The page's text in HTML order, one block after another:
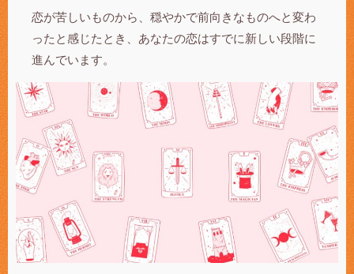
恋が苦しいものから、穏やかで前向きなものへと変わ
ったと感じたとき、あなたの恋はすでに新しい段階に
進んでいます。